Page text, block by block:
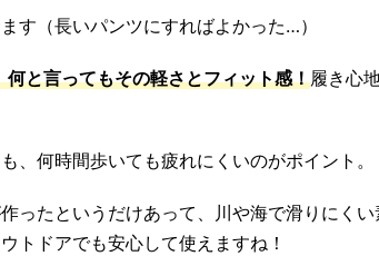
す（長いパンツにすればよかった…）
と言ってもその軽さとフィット感！履き心
、何時間歩いても疲れにくいのがポイント。
ったというだけあって、川や海で滑りにく
トドアでも安心して使えますね！